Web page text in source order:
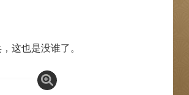
这也是没谁了。